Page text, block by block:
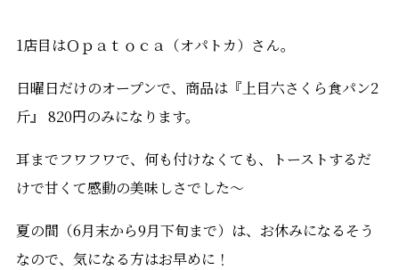
1店目はＯｐａｔｏｃａ（オパトカ）さん。
日曜日だけのオープンで、商品は『上目六さくら食パン2
斤』 820円のみになります。
耳までフワフワで、何も付けなくても、トーストするだ
けで甘くて感動の美味しさでした～
夏の間（6月末から9月下旬まで）は、お休みになるそう
なので、気になる方はお早めに！